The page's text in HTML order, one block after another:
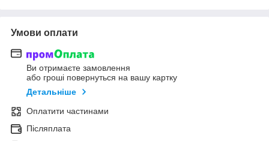
Умови оплати
Ви отримаєте замовлення
або гроші повернуться на вашу картку
Детальніше
Оплатити частинами
Післяплата